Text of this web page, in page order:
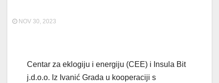
NOV 30, 2023
Centar za eklogiju i energiju (CEE) i Insula Bit
j.d.o.o. Iz Ivanić Grada u kooperaciji s